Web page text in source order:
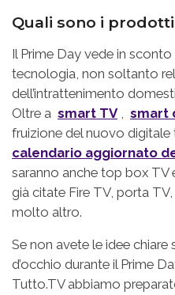
Quali sono i
Il Prime Day vede in
tecnologia, non soltanto
dell’intrattenimento
Oltre a smart TV , smart
fruizione del nuovo digitale
calendario aggiornato
saranno anche top box TV
già citate Fire TV, porta
molto altro.
Se non avete le idee
d’occhio durante il Prime
Tutto.TV abbiamo